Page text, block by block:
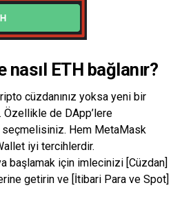
ETH bağlanır?
cüzdanınız yoksa yeni bir
Özellikle de DApp’lere
Hem MetaMask
iyi tercihlerdir.
başlamak için imlecinizi [Cüzdan]
getirin ve [İtibari Para ve Spot]